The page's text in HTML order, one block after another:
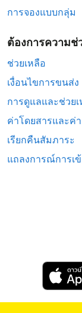
การจองแบบกลุ่ม
ต้องการความช่
ช่วยเหลือ
เงื่อนไขการขนส่ง
การดูแลและช่วย
ค่าโดยสารและค่
เรียกคืนสัมภาระ
แถลงการณ์การเ